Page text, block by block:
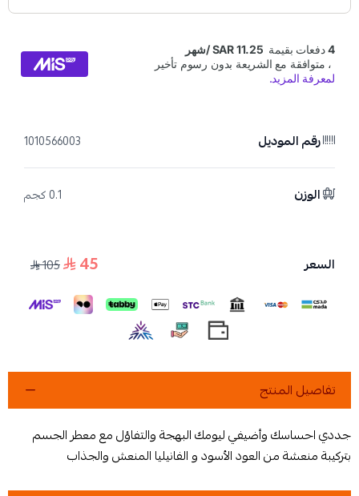
رقم الموديل 1010566003
الوزن 0.1 كجم
السعر 45
105
تفاصيل المنتج
جددي احساسك وأضيفي ليومك البهجة والتفاؤل مع معطر الجسم
بتركيبة منعشة من العود الأسود و الفانيليا المنعش والجذاب